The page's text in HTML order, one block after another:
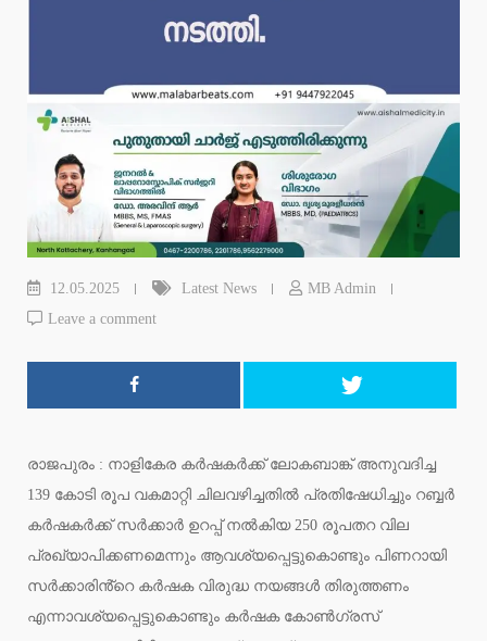
12.05.2025 Latest News
MB Admin
Leave a comment
രാജപുരം : നാളികേര കർഷകർക്ക് ലോകബാങ്ക് അനുവദിച്ച
139 കോടി രൂപ വകമാറ്റി ചിലവഴിച്ചതിൽ പ്രതിഷേധിച്ചും റബ്ബർ
കർഷകർക്ക് സർക്കാർ ഉറപ്പ് നൽകിയ 250 രൂപതറ വില
പ്രഖ്യാപിക്കണമെന്നും ആവശ്യപ്പെട്ടുകൊണ്ടും പിണറായി
സർക്കാരിൻ്റെ കർഷക വിരുദ്ധ നയങ്ങൾ തിരുത്തണം
എന്നാവശ്യപ്പെട്ടുകൊണ്ടും കർഷക കോൺഗ്രസ്